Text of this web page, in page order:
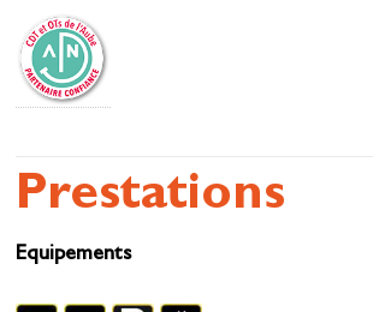
Prestations
Equipements